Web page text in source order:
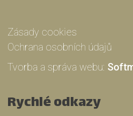
Zásady cookies
Ochrana osobních údajů
Tvorba a správa webu:
Rychlé odkazy